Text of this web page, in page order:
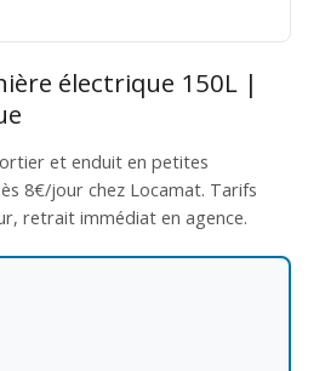
électrique 150L |
et enduit en petites
8€/jour chez Locamat. Tarifs
retrait immédiat en agence.